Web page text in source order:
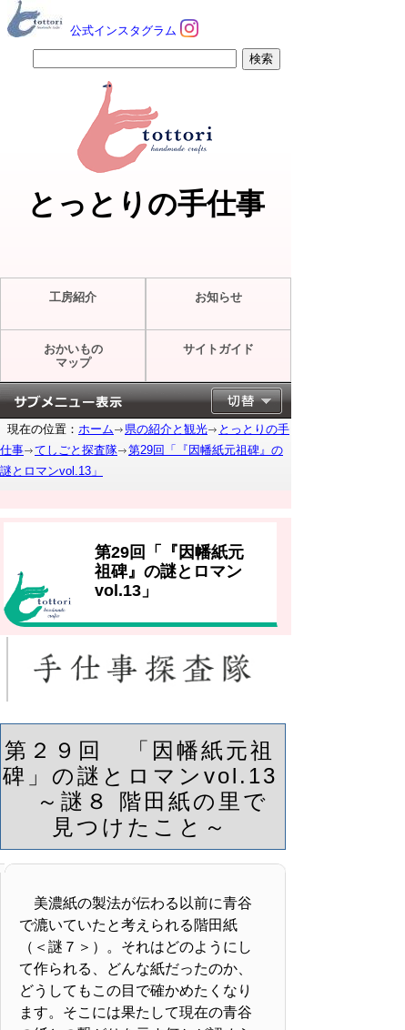
公式インスタグラム
とっとりの手仕事
工房紹介 お知らせ
おかいもの
マップ
サイトガイド
現在の位置： ホーム 県の紹介と観光
とっとりの手
仕事
てしごと探査隊
第29回「『因幡紙元祖碑』の
謎とロマンvol.13」
第29回「『因幡紙元
祖碑』の謎とロマン
vol.13」
第２９回 「因幡紙元祖
碑」の謎とロマンvol.13
～謎８ 階田紙の里で
見つけたこと～
美濃紙の製法が伝わる以前に青谷
で漉いていたと考えられる階田紙
（＜謎７＞）。それはどのようにし
て作られる、どんな紙だったのか、
どうしてもこの目で確かめたくなり
ます。そこには果たして現在の青谷